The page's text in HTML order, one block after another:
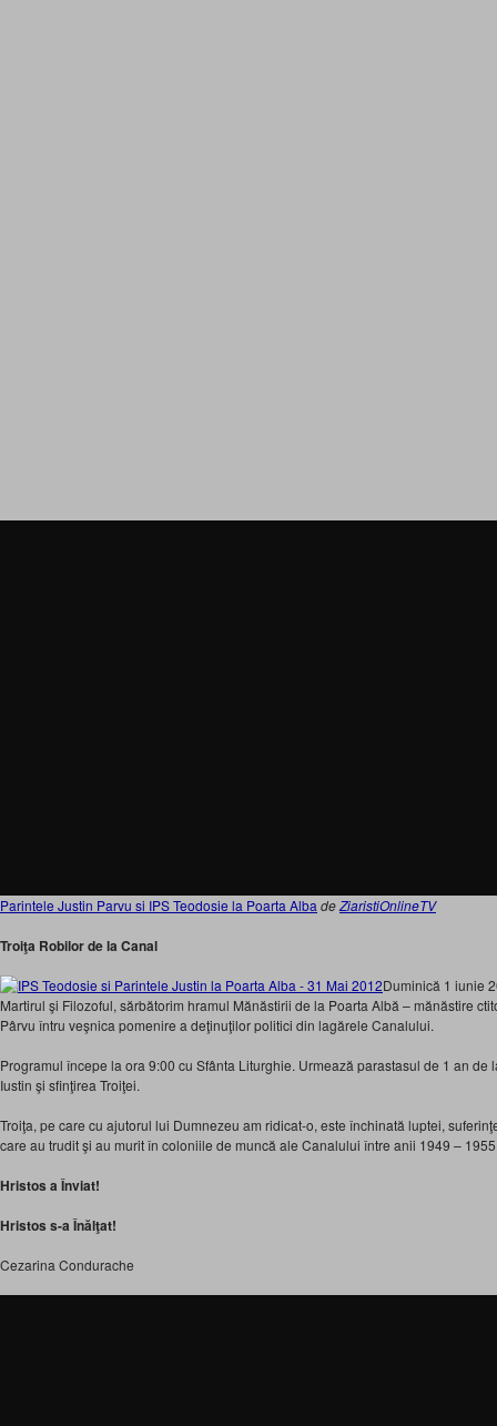
Parintele Justin Parvu si IPS Teodosie la Poarta Alba deZiaristiOnlineTV
Troiţa Robilor de la Canal
Duminică 1 iunie
Martirul şi Filozoful, sărbătorim hramul Mănăstirii de la Poarta Albă – mănăstire
Pârvu întru veşnica pomenire a deţinuţilor politici din lagărele Canalului.
Programul începe la ora 9:00 cu Sfânta Liturghie. Urmează parastasul de 1 an de
Iustin şi sfinţirea Troiţei.
Troiţa, pe care cu ajutorul lui Dumnezeu am ridicat-o, este închinată luptei,
care au trudit şi au murit în coloniile de muncă ale Canalului între anii 1949 –
Hristos a Înviat!
Hristos s-a Înălţat!
Cezarina Condurache